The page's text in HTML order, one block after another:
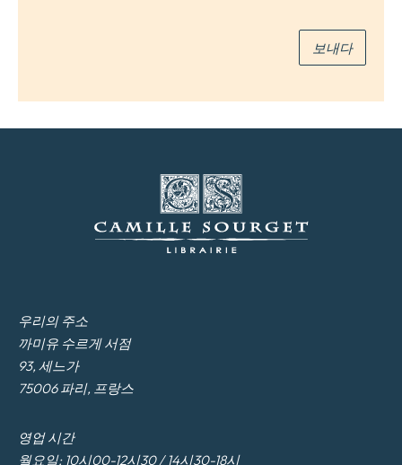
보내다
우리의 주소
까미유 수르게 서점
93, 세느가
75006 파리, 프랑스
영업 시간
월요일: 10시00-12시30 / 14시30-18시